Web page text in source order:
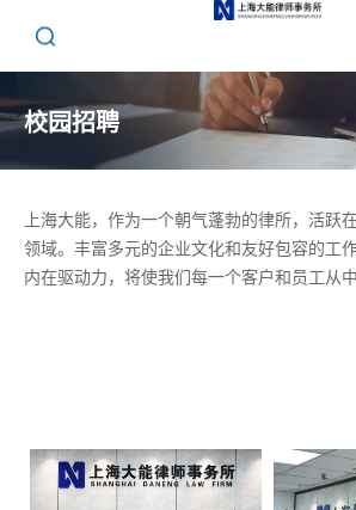
校园招聘
上海大能，作为一个朝气蓬勃的律所，活跃
领域。丰富多元的企业文化和友好包容的工
内在驱动力，将使我们每一个客户和员工从中